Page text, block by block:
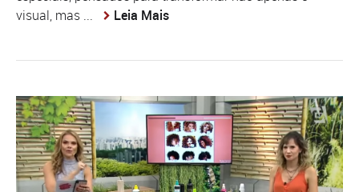
visual, mas ...
Leia Mais